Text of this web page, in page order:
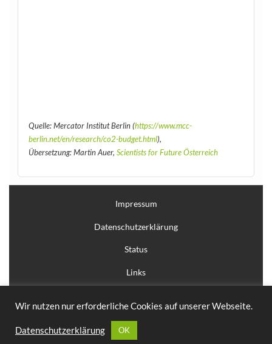
Quelle: Mercator Institut Berlin (https://www.mcc-
berlin.net/en/research/co2-budget.html),
Übersetzung: Martin Auer, Scientists for Future Österreich
Impressum
Datenschutzerklärung
Status
Links
Erstellt mit WordPress
Wir nutzen nur erforderliche Cookies auf unserer Webseite.
Datenschutzerklärung OK